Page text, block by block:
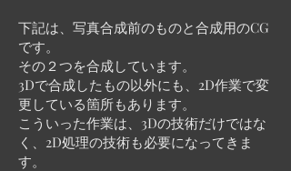
下記は、写真合成前のものと合成用のCG
です。
その２つを合成しています。
3Dで合成したもの以外にも、2D作業で変
更している箇所もあります。
こういった作業は、3Dの技術だけではな
く、2D処理の技術も必要になってきま
す。